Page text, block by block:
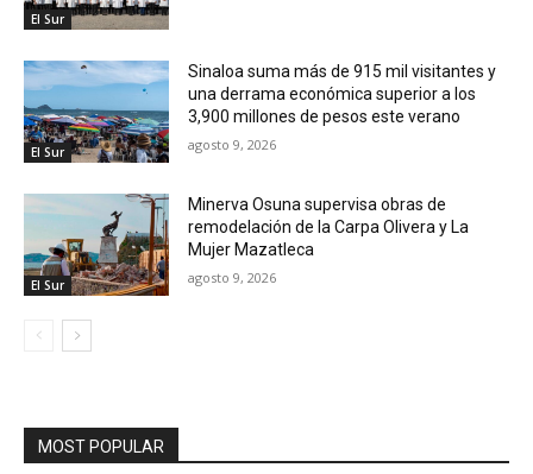
El Sur
El Sur
Sinaloa suma más de 915 mil visitantes y
una derrama económica superior a los
3,900 millones de pesos este verano
agosto 9, 2026
El Sur
Minerva Osuna supervisa obras de
remodelación de la Carpa Olivera y La
Mujer Mazatleca
agosto 9, 2026
MOST POPULAR